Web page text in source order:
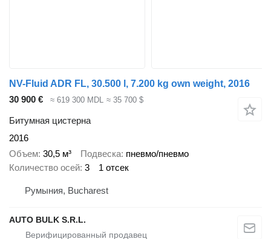
NV-Fluid ADR FL, 30.500 l, 7.200 kg own weight, 2016
30 900 €
≈ 619 300 MDL ≈ 35 700 $
Битумная цистерна
2016
Объем 30,5 м³ Подвеска пневмо/пневмо
Количество осей 3 1 отсек
Румыния, Bucharest
AUTO BULK S.R.L.